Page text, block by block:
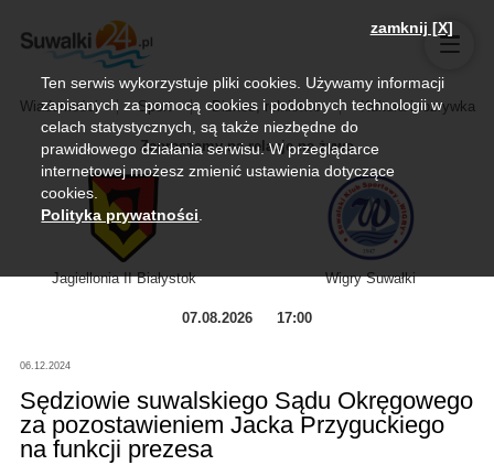
Wiadomości Sport Biznes, rolnictwo Kultura i rozrywka
Zapraszamy na relację na żywo
Jagiellonia II Białystok Wigry Suwałki
07.08.2026 17:00
06.12.2024
Sędziowie suwalskiego Sądu Okręgowego
za pozostawieniem Jacka Przyguckiego
na funkcji prezesa
zamknij [X]
Ten serwis wykorzystuje pliki cookies. Używamy informacji
zapisanych za pomocą cookies i podobnych technologii w
celach statystycznych, są także niezbędne do
prawidłowego działania serwisu. W przeglądarce
internetowej możesz zmienić ustawienia dotyczące
cookies.
Polityka prywatności